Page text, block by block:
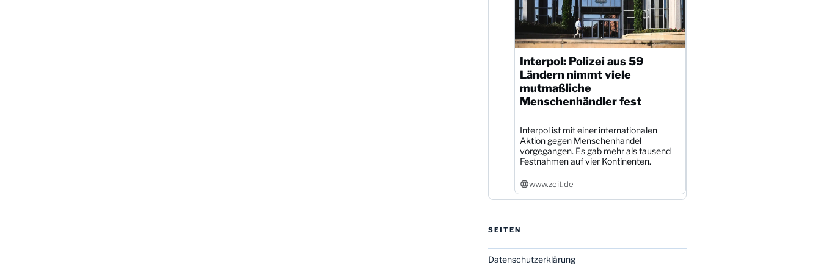
Interpol: Polizei aus 59
Ländern nimmt viele
mutmaßliche
Menschenhändler fest
Interpol ist mit einer internationalen
Aktion gegen Menschenhandel
vorgegangen. Es gab mehr als tausend
Festnahmen auf vier Kontinenten.
www.zeit.de
SEITEN
Datenschutzerklärung